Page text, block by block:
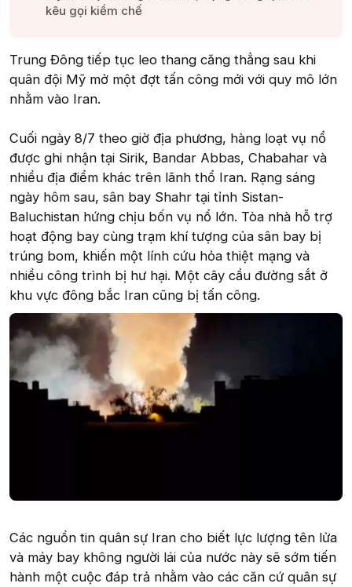
kêu gọi kiềm chế​
Trung Đông tiếp tục leo thang căng thẳng sau khi
quân đội Mỹ mở một đợt tấn công mới với quy mô lớn
nhằm vào Iran.
Cuối ngày 8/7 theo giờ địa phương, hàng loạt vụ nổ
được ghi nhận tại Sirik, Bandar Abbas, Chabahar và
nhiều địa điểm khác trên lãnh thổ Iran. Rạng sáng
ngày hôm sau, sân bay Shahr tại tỉnh Sistan-
Baluchistan hứng chịu bốn vụ nổ lớn. Tòa nhà hỗ trợ
hoạt động bay cùng trạm khí tượng của sân bay bị
trúng bom, khiến một lính cứu hỏa thiệt mạng và
nhiều công trình bị hư hại. Một cây cầu đường sắt ở
khu vực đông bắc Iran cũng bị tấn công.
Các nguồn tin quân sự Iran cho biết lực lượng tên lửa
và máy bay không người lái của nước này sẽ sớm tiến
hành một cuộc đáp trả nhằm vào các căn cứ quân sự